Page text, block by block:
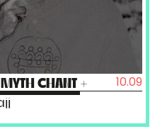
CHANT +
10.09